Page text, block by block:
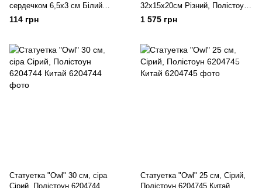
сердечком 6,5х3 см Білий
Полістоун 6205863 Польща
114 грн
32х15х20см Різний, Полістоун
6204760 Китай
1 575 грн
Статуетка "Owl" 30 см, сіра
Сірий, Полістоун 6204744
Статуетка "Owl" 25 см, Сірий,
Полістоун 6204745 Китай